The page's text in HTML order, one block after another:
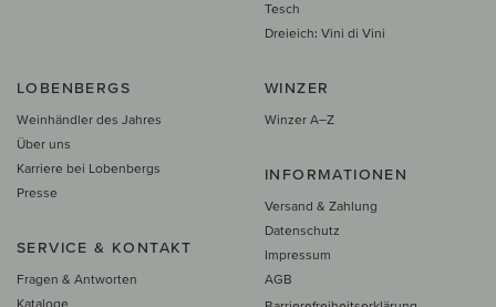
Tesch
Dreieich: Vini di Vini
LOBENBERGS
Weinhändler des Jahres
Über uns
Karriere bei Lobenbergs
Presse
SERVICE & KONTAKT
Fragen & Antworten
Kataloge
WINZER
Winzer A–Z
INFORMATIONEN
Versand & Zahlung
Datenschutz
Impressum
AGB